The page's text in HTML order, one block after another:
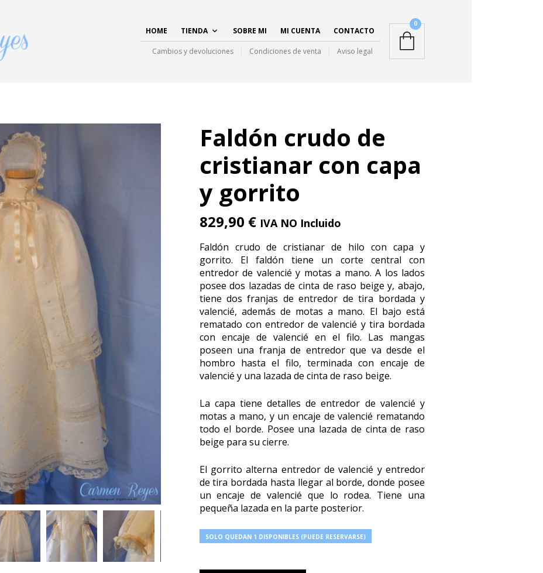
HOME TIENDA SOBRE MI MI CUENTA CONTACTO
Cambios y devoluciones Condiciones de venta Aviso legal
0
Faldón crudo de
cristianar con capa
y gorrito
829,90 € IVA NO Incluido
Faldón crudo de cristianar de hilo con capa y
gorrito. El faldón tiene un corte central con
entredor de valencié y motas a mano. A los lados
posee dos lazadas de cinta de raso beige y, abajo,
tiene dos franjas de entredor de tira bordada y
valencié, además de motas a mano. El bajo está
rematado con entredor de valencié y tira bordada
con encaje de valencié en el filo. Las mangas
poseen una franja de entredor que va desde el
hombro hasta el filo, terminada con encaje de
valencié y una lazada de cinta de raso beige.
La capa tiene detalles de entredor de valencié y
motas a mano, y un encaje de valencié rematando
todo el borde. Posee una lazada de cinta de raso
beige para su cierre.
El gorrito alterna entredor de valencié y entredor
de tira bordada hasta llegar al borde, donde posee
un encaje de valencié que lo rodea. Tiene una
pequeña lazada en la parte posterior.
SOLO QUEDAN 1 DISPONIBLES (PUEDE RESERVARSE)